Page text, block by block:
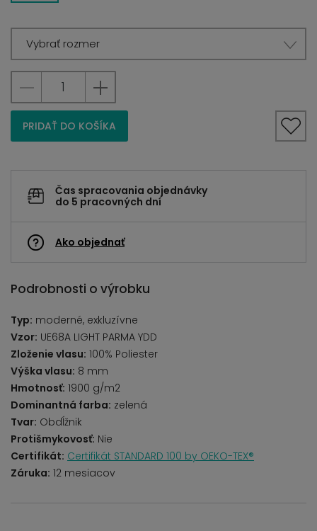
Vybrať rozmer
PRIDAŤ DO KOŠÍKA
Čas spracovania objednávky
do 5 pracovných dní
Ako objednať
Podrobnosti o výrobku
Typ: moderné, exkluzívne
Vzor: UE68A LIGHT PARMA YDD
Zloženie vlasu: 100% Poliester
Výška vlasu: 8 mm
Hmotnosť: 1900 g/m2
Dominantná farba: zelená
Tvar: Obdĺžnik
Protišmykovosť: Nie
Certifikát: Certifikát STANDARD 100 by OEKO-TEX®
Záruka: 12 mesiacov